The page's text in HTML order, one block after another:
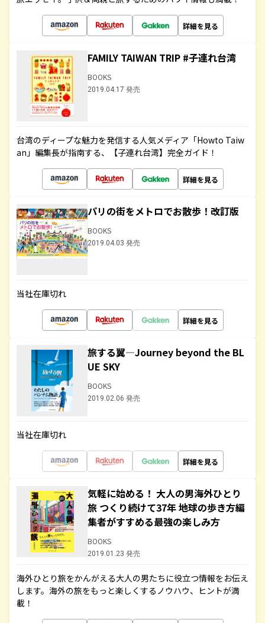
詳細を見る
FAMILY TAIWAN TRIP #子連れ台湾
BOOKS
2019.04.17 発売
台湾のディープな魅力を発信する人気メディア「Howto Taiw
an」編集長が指南する、【子連れ台湾】完全ガイド！
詳細を見る
パリの街をメトロでお散歩！改訂版
BOOKS
2019.04.03 発売
当社在庫切れ
詳細を見る
旅する翼―Journey beyond the BL
UE SKY
BOOKS
2019.02.06 発売
当社在庫切れ
詳細を見る
気軽に始める！ 大人の男海外ひとり
旅 つくり続けて37年 地球の歩き方編
集者がすすめる最強の楽しみ方
BOOKS
2019.01.23 発売
海外ひとり旅をかんがえる大人の男たちに役立つ情報をお伝え
します。海外の旅をもっと楽しくするノウハウ、ヒントが満
載！